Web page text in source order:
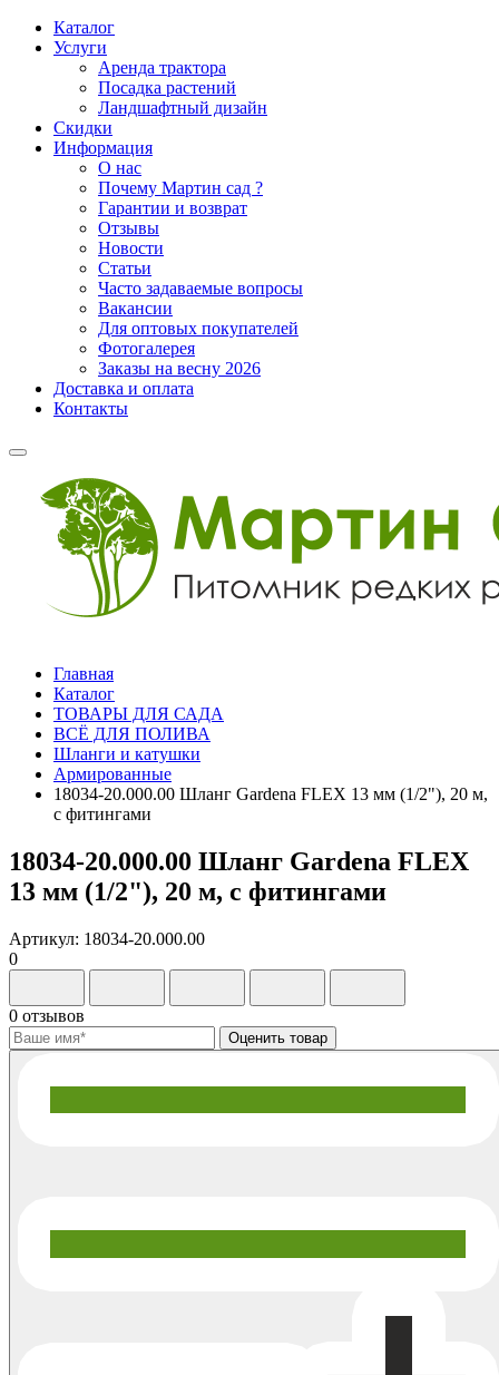
Каталог
Услуги
Аренда трактора
Посадка растений
Ландшафтный дизайн
Скидки
Информация
О нас
Почему Мартин сад ?
Гарантии и возврат
Отзывы
Новости
Статьи
Часто задаваемые вопросы
Вакансии
Для оптовых покупателей
Фотогалерея
Заказы на весну 2026
Доставка и оплата
Контакты
Главная
Каталог
ТОВАРЫ ДЛЯ САДА
ВСЁ ДЛЯ ПОЛИВА
Шланги и катушки
Армированные
18034-20.000.00 Шланг Gardena FLEX 13 мм (1/2"), 20 м,
с фитингами
18034-20.000.00 Шланг Gardena FLEX
13 мм (1/2"), 20 м, с фитингами
Артикул: 18034-20.000.00
0
0 отзывов